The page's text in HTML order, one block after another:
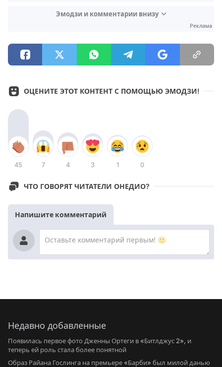
Эмодзи и комментарии внизу
Реклама
ОЦЕНИТЕ ЭТОТ КОНТЕНТ С ПОМОЩЬЮ ЭМОДЗИ!
45 7 4 3 1 0
ЧТО ГОВОРЯТ ЧИТАТЕЛИ ОНЕДИО?
Напишите комментарий
Недавно добавленные
Появилась первое фото Дженны Ортеги в «Битлджус 2», и
теперь ей роль стала более понятной
Образ Райана Гослинга на премьере «Барби» был милой данью